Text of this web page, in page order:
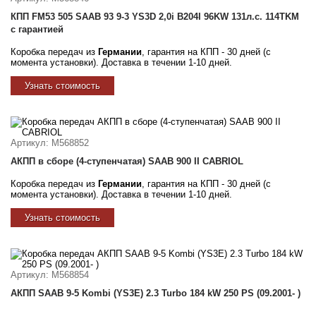
КПП FM53 505 SAAB 93 9-3 YS3D 2,0i B204I 96KW 131л.с. 114TKM
с гарантией
Коробка передач из Германии , гарантия на КПП - 30 дней (с
момента установки). Доставка в течении 1-10 дней.
Узнать стоимость
Артикул: M568852
АКПП в сборе (4-ступенчатая) SAAB 900 II CABRIOL
Коробка передач из Германии , гарантия на КПП - 30 дней (с
момента установки). Доставка в течении 1-10 дней.
Узнать стоимость
Артикул: M568854
АКПП SAAB 9-5 Kombi (YS3E) 2.3 Turbo 184 kW 250 PS (09.2001- )